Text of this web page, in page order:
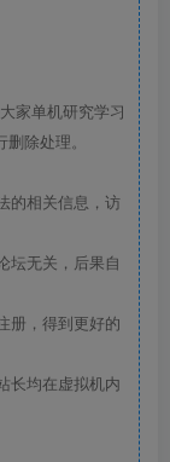
家单机研究学习
除处理。
的相关信息，访
坛无关，后果自
册，得到更好的
长均在虚拟机内